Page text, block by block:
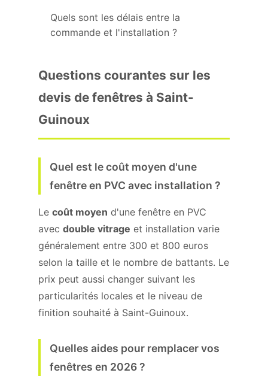
Quels sont les délais entre la
commande et l'installation ?
Questions courantes sur les
devis de fenêtres à Saint-
Guinoux
Quel est le coût moyen d'une
fenêtre en PVC avec installation ?
Le coût moyen d'une fenêtre en PVC
avec double vitrage et installation varie
généralement entre 300 et 800 euros
selon la taille et le nombre de battants. Le
prix peut aussi changer suivant les
particularités locales et le niveau de
finition souhaité à Saint-Guinoux.
Quelles aides pour remplacer vos
fenêtres en 2026 ?